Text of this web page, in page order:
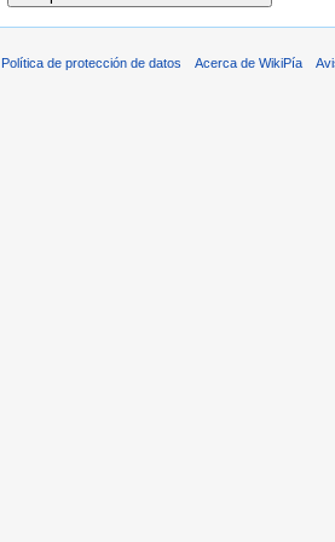
Política de protección de datos Acerca de WikiPía